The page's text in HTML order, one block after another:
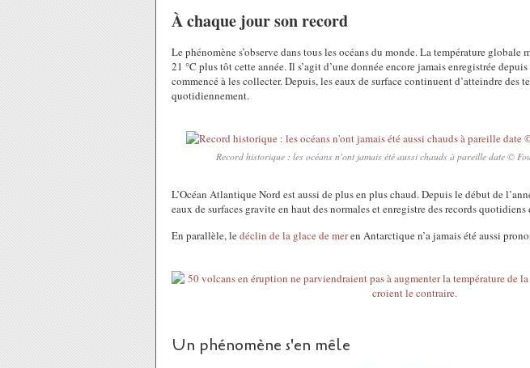
À chaque jour son record
Le phénomène s’observe dans tous les océans du monde. La température globale
21 °C plus tôt cette année. Il s’agit d’une donnée encore jamais enregistrée
commencé à les collecter. Depuis, les eaux de surface continuent d’atteindre des
quotidiennement.
Record historique : les océans n'ont jamais été aussi chauds à pareille date ©
L’Océan Atlantique Nord est aussi de plus en plus chaud. Depuis le début de
eaux de surfaces gravite en haut des normales et enregistre des records
En parallèle, ledéclin de la glace de meren Antarctique n’a jamais été aussi
Un phénomène s'en mêle